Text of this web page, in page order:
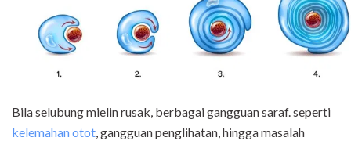
Bila selubung mielin rusak, berbagai gangguan saraf. seperti
kelemahan otot, gangguan penglihatan, hingga masalah